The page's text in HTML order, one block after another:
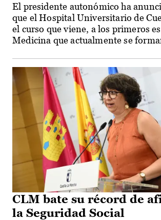
El presidente autonómico ha
que el Hospital Universitario de
el curso que viene, a los primeros
Medicina que actualmente se
CLM bate su récord de
la Seguridad Social